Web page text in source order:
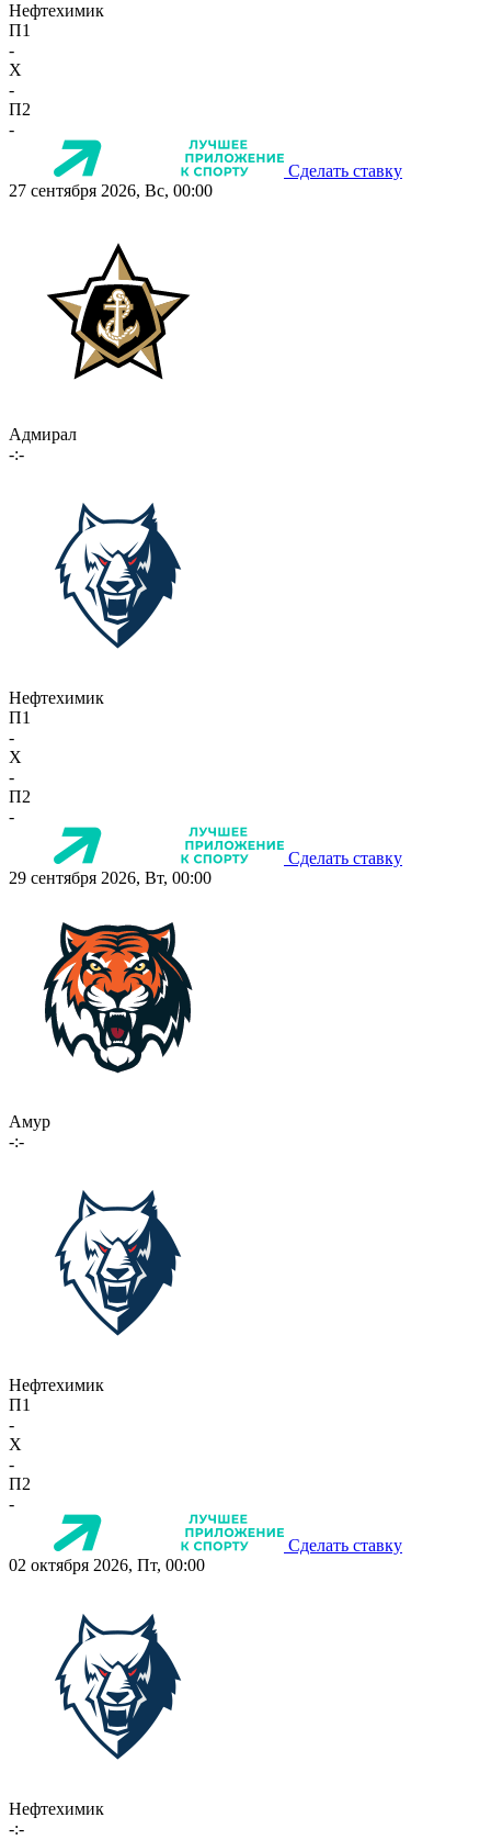
Нефтехимик
П1
-
X
-
П2
-
Сделать ставку
27 сентября 2026, Вс, 00:00
Адмирал
-:-
Нефтехимик
П1
-
X
-
П2
-
Сделать ставку
29 сентября 2026, Вт, 00:00
Амур
-:-
Нефтехимик
П1
-
X
-
П2
-
Сделать ставку
02 октября 2026, Пт, 00:00
Нефтехимик
-:-